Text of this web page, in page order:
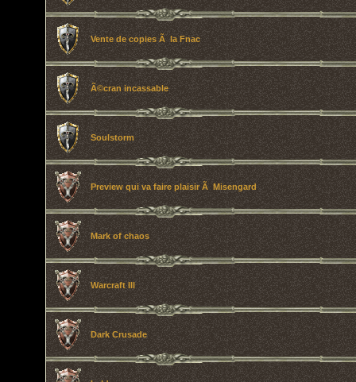
Vente de copies Ã la Fnac
Ã©cran incassable
Soulstorm
Preview qui va faire plaisir Ã Misengard
Mark of chaos
Warcraft III
Dark Crusade